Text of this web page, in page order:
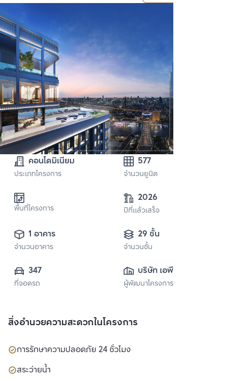
คอนโดมิเนียม
ประเภทโครงการ
577
จำนวนยูนิต
พื้นที่โครงการ
2026
ปีที่แล้วเสร็จ
1 อาคาร
จำนวนอาคาร
29 ชั้น
จำนวนชั้น
347
ที่จอดรถ
บริษัท เอพี เอ็มอี
20 จำกัด
ผู้พัฒนาโครงการ
สิ่งอำนวยความสะดวกในโครงการ
การรักษาความปลอดภัย 24 ชั่วโมง
สระว่ายน้ำ